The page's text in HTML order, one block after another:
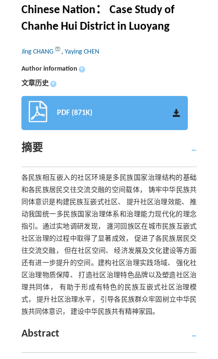
Chinese Nation： Case Study of
Chanhe Hui District in Luoyang
Jing CHANG , Yaying CHEN
Author information +
文章历史 +
PDF (871K)
摘要
各民族相互嵌入的社区环境是多民族国家治理结构的基础
和各民族居民交往交流交融的空间载体， 铸牢中华民族共
同体意识是构建民族互嵌式社区、 提升社区治理效能、 推
动我国统一多民族国家治理体系和治理能力现代化的理念
指引。通过实地调研发现， 瀍河回族区在城市民族互嵌式
社区治理的过程中取得了显著成效， 促进了各民族居民交
往交流交融， 但在社区空间、 经济发展及文化建设等方面
还有进一步提升的空间。建构社区治理实践场域、 强化社
区治理物质保障、 打造社区治理特色品牌以及塑造社区治
理共同体， 有助于形成有特色的民族互嵌式社区治理模
式， 提升社区治理水平， 引导各民族群众牢固树立中华民
族共同体意识， 建设中华民族共有精神家园。
Abstract